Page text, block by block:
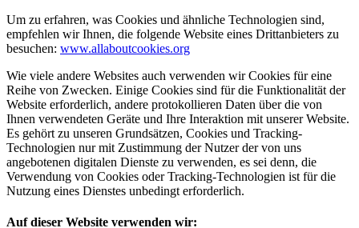
Um zu erfahren, was Cookies und ähnliche Technologien sind,
empfehlen wir Ihnen, die folgende Website eines Drittanbieters zu
besuchen: www.allaboutcookies.org
Wie viele andere Websites auch verwenden wir Cookies für eine
Reihe von Zwecken. Einige Cookies sind für die Funktionalität der
Website erforderlich, andere protokollieren Daten über die von
Ihnen verwendeten Geräte und Ihre Interaktion mit unserer Website.
Es gehört zu unseren Grundsätzen, Cookies und Tracking-
Technologien nur mit Zustimmung der Nutzer der von uns
angebotenen digitalen Dienste zu verwenden, es sei denn, die
Verwendung von Cookies oder Tracking-Technologien ist für die
Nutzung eines Dienstes unbedingt erforderlich.
Auf dieser Website verwenden wir: